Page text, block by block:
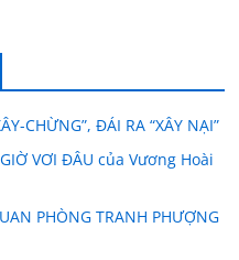
CHỪNG”, ĐÁI RA “XÂY NẠI”
VƠI ĐÂU của Vương Hoài
PHÒNG TRANH PHƯỢNG